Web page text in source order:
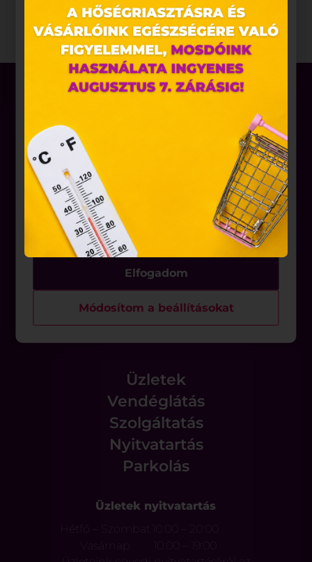
Aktualitások
Rólunk
Állásajánlatok
Üzletek
Vendéglátás
Szolgáltatás
Nyitvatartás
Parkolás
Üzletek nyitvatartás
Hétfő – Szombat
10:00 – 20:00
Vasárnap
Weboldalunkon „cookie"-kat (továbbiakban „süti")
alkalmazunk. Ezek olyan fájlok, melyek információt
tárolnak webes böngészőjében. Ehhez az Ön
hozzájárulása szükséges.
A „sütiket" az elektronikus hírközlésről szóló 2003.
összefüggő szolgáltatások egyes kérdéseiről szóló
2001. évi CVIII. törvény, valamint az Európai Unió
előírásainak megfelelően használjuk. Azon
weblapoknak, melyek az Európai Unió országain
belül működnek, a „sütik" használatához, és
ezeknek a felhasználó számítógépén vagy egyéb
eszközén történő tárolásához a felhasználók
hozzájárulását kell kérniük.
Elfogadom
Módosítom a beállításokat